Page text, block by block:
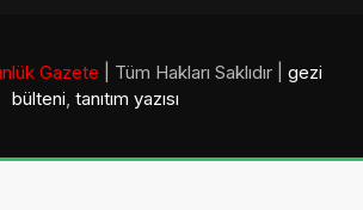
Gazete | Tüm Hakları Saklıdır | gezi
bülteni, tanıtım yazısı